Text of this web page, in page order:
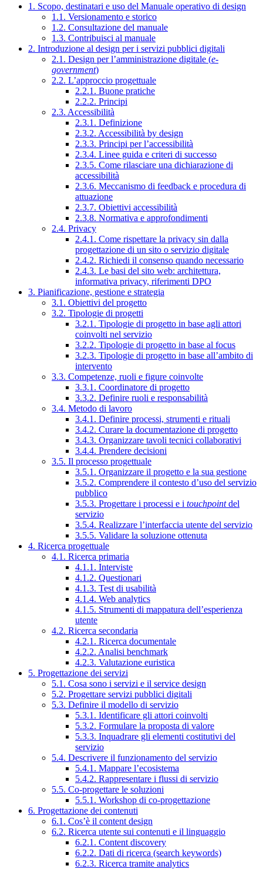
1. Scopo, destinatari e uso del Manuale operativo di design
1.1. Versionamento e storico
1.2. Consultazione del manuale
1.3. Contribuisci al manuale
2. Introduzione al design per i servizi pubblici digitali
2.1. Design per l’amministrazione digitale (e-
government)
2.2. L’approccio progettuale
2.2.1. Buone pratiche
2.2.2. Principi
2.3. Accessibilità
2.3.1. Definizione
2.3.2. Accessibilità by design
2.3.3. Principi per l’accessibilità
2.3.4. Linee guida e criteri di successo
2.3.5. Come rilasciare una dichiarazione di
accessibilità
2.3.6. Meccanismo di feedback e procedura di
attuazione
2.3.7. Obiettivi accessibilità
2.3.8. Normativa e approfondimenti
2.4. Privacy
2.4.1. Come rispettare la privacy sin dalla
progettazione di un sito o servizio digitale
2.4.2. Richiedi il consenso quando necessario
2.4.3. Le basi del sito web: architettura,
informativa privacy, riferimenti DPO
3. Pianificazione, gestione e strategia
3.1. Obiettivi del progetto
3.2. Tipologie di progetti
3.2.1. Tipologie di progetto in base agli attori
coinvolti nel servizio
3.2.2. Tipologie di progetto in base al focus
3.2.3. Tipologie di progetto in base all’ambito di
intervento
3.3. Competenze, ruoli e figure coinvolte
3.3.1. Coordinatore di progetto
3.3.2. Definire ruoli e responsabilità
3.4. Metodo di lavoro
3.4.1. Definire processi, strumenti e rituali
3.4.2. Curare la documentazione di progetto
3.4.3. Organizzare tavoli tecnici collaborativi
3.4.4. Prendere decisioni
3.5. Il processo progettuale
3.5.1. Organizzare il progetto e la sua gestione
3.5.2. Comprendere il contesto d’uso del servizio
pubblico
3.5.3. Progettare i processi e i touchpointdel
servizio
3.5.4. Realizzare l’interfaccia utente del servizio
3.5.5. Validare la soluzione ottenuta
4. Ricerca progettuale
4.1. Ricerca primaria
4.1.1. Interviste
4.1.2. Questionari
4.1.3. Test di usabilità
4.1.4. Web analytics
4.1.5. Strumenti di mappatura dell’esperienza
utente
4.2. Ricerca secondaria
4.2.1. Ricerca documentale
4.2.2. Analisi benchmark
4.2.3. Valutazione euristica
5. Progettazione dei servizi
5.1. Cosa sono i servizi e il service design
5.2. Progettare servizi pubblici digitali
5.3. Definire il modello di servizio
5.3.1. Identificare gli attori coinvolti
5.3.2. Formulare la proposta di valore
5.3.3. Inquadrare gli elementi costitutivi del
servizio
5.4. Descrivere il funzionamento del servizio
5.4.1. Mappare l’ecosistema
5.4.2. Rappresentare i flussi di servizio
5.5. Co-progettare le soluzioni
5.5.1. Workshop di co-progettazione
6. Progettazione dei contenuti
6.1. Cos’è il content design
6.2. Ricerca utente sui contenuti e il linguaggio
6.2.1. Content discovery
6.2.2. Dati di ricerca (search keywords)
6.2.3. Ricerca tramite analytics